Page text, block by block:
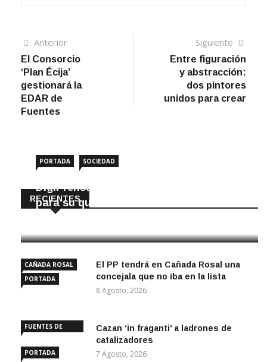
Navegación
de
entradas
AnteriorArtículo
anterior
El Consorcio
‘Plan Écija’
gestionará la
EDAR de
Fuentes
Siguiente
Entre figuración
y abstracción:
dos pintores
unidos para crear
RECIENTES
PORTADA SOCIEDAD
DigiPrensa selecciona a Écija al Día
para su quiosco mundial
CAÑADA ROSAL
PORTADA
El PP tendrá en Cañada Rosal una
concejala que no iba en la lista
8 Agosto, 2026
FUENTES DE
PORTADA
Cazan ‘in fraganti’ a ladrones de
catalizadores
7 Agosto, 2026